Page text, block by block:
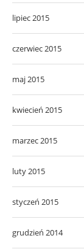
lipiec 2015
czerwiec 2015
maj 2015
kwiecień 2015
marzec 2015
luty 2015
styczeń 2015
grudzień 2014